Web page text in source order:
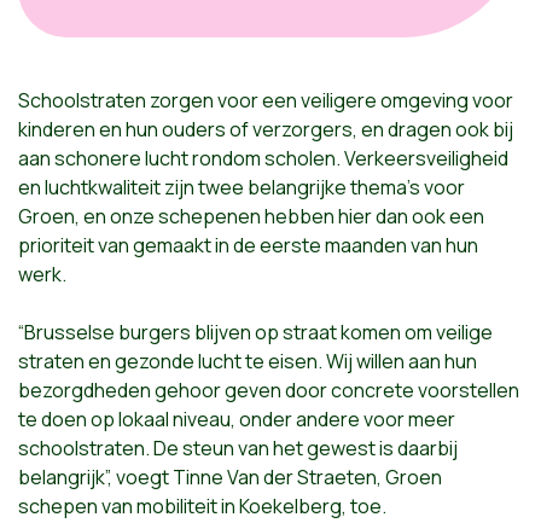
Schoolstraten zorgen voor een veiligere omgeving voor
kinderen en hun ouders of verzorgers, en dragen ook bij
aan schonere lucht rondom scholen. Verkeersveiligheid
en luchtkwaliteit zijn twee belangrijke thema’s voor
Groen, en onze schepenen hebben hier dan ook een
prioriteit van gemaakt in de eerste maanden van hun
werk.
“Brusselse burgers blijven op straat komen om veilige
straten en gezonde lucht te eisen. Wij willen aan hun
bezorgdheden gehoor geven door concrete voorstellen
te doen op lokaal niveau, onder andere voor meer
schoolstraten. De steun van het gewest is daarbij
belangrijk”, voegt Tinne Van der Straeten, Groen
schepen van mobiliteit in Koekelberg, toe.